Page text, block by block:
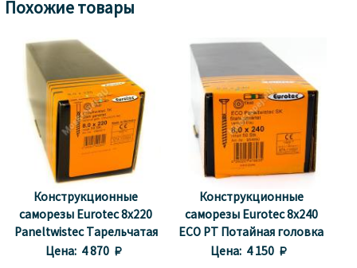
Похожие товары
Конструкционные
саморезы Eurotec 8x220
Paneltwistec Тарельчатая
головка, сталь с желтой
Цена: 4 870 
Конструкционные
саморезы Eurotec 8x240
ECO PT Потайная головка
Цена: 4 150 